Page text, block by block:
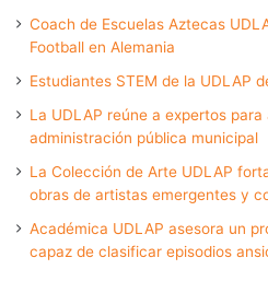
Coach de Escuelas Aztecas
Football en Alemania
Estudiantes STEM de la UDLAP
La UDLAP reúne a expertos
administración pública municipal
La Colección de Arte UDLAP
obras de artistas emergentes y
Académica UDLAP asesora un
capaz de clasificar episodios